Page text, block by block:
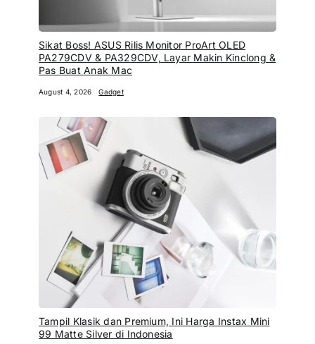
Sikat Boss! ASUS Rilis Monitor ProArt OLED
PA279CDV & PA329CDV, Layar Makin Kinclong &
Pas Buat Anak Mac
August 4, 2026 Gadget
Tampil Klasik dan Premium, Ini Harga Instax Mini
99 Matte Silver di Indonesia